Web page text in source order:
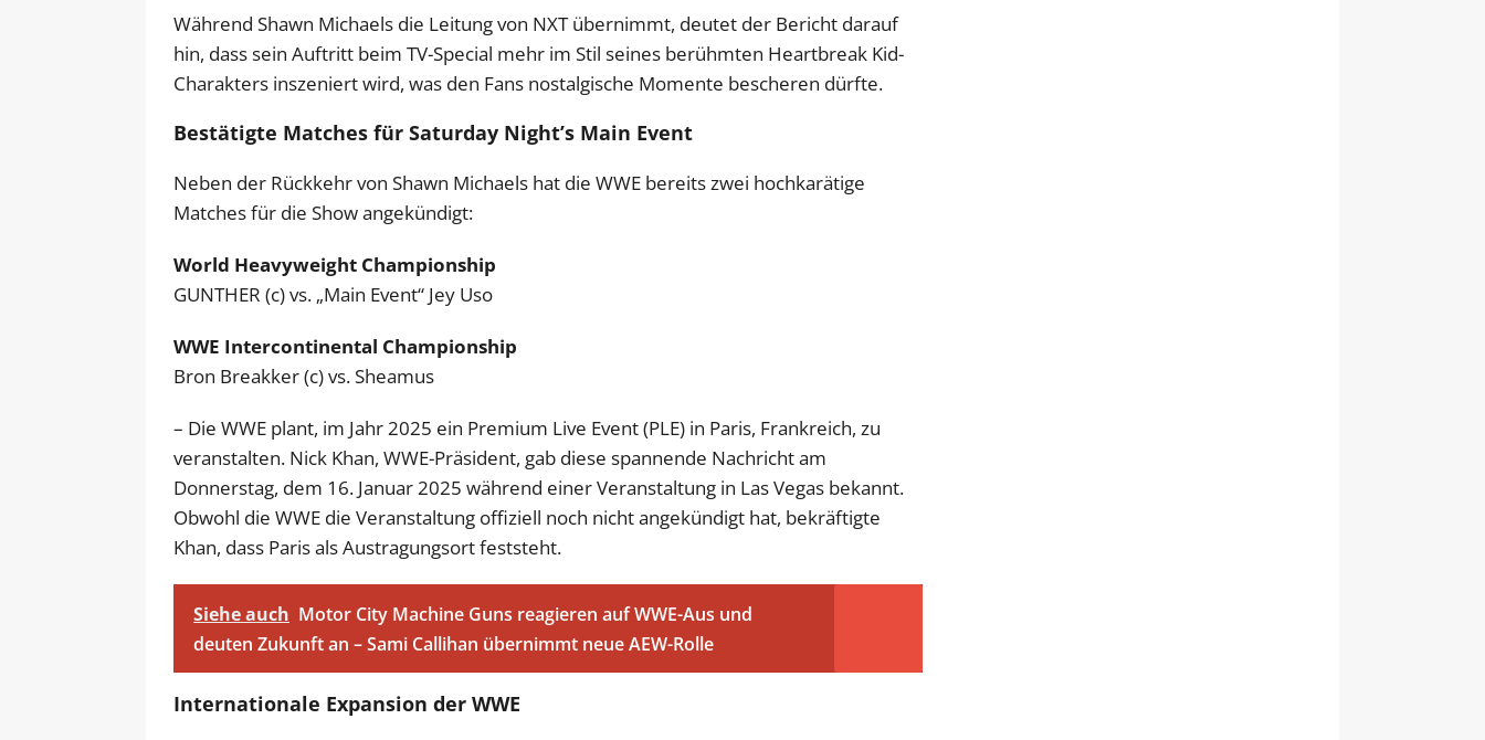
Während Shawn Michaels die Leitung von NXT übernimmt, deutet der Bericht darauf
hin, dass sein Auftritt beim TV-Special mehr im Stil seines berühmten Heartbreak Kid-
Charakters inszeniert wird, was den Fans nostalgische Momente bescheren dürfte.
Bestätigte Matches für Saturday Night’s Main Event
Neben der Rückkehr von Shawn Michaels hat die WWE bereits zwei hochkarätige
Matches für die Show angekündigt:
World Heavyweight Championship
GUNTHER (c) vs. „Main Event“ Jey Uso
WWE Intercontinental Championship
Bron Breakker (c) vs. Sheamus
– Die WWE plant, im Jahr 2025 ein Premium Live Event (PLE) in Paris, Frankreich, zu
veranstalten. Nick Khan, WWE-Präsident, gab diese spannende Nachricht am
Donnerstag, dem 16. Januar 2025 während einer Veranstaltung in Las Vegas bekannt.
Obwohl die WWE die Veranstaltung offiziell noch nicht angekündigt hat, bekräftigte
Khan, dass Paris als Austragungsort feststeht.
Siehe auch Motor City Machine Guns reagieren auf WWE-Aus und
deuten Zukunft an – Sami Callihan übernimmt neue AEW-Rolle
Internationale Expansion der WWE